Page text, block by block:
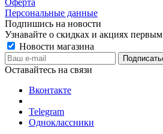
Персональные данные
Подпишись на новости
Узнавайте о скидках и акциях первым
Новости магазина
Оставайтесь на связи
Вконтакте
Telegram
Одноклассники